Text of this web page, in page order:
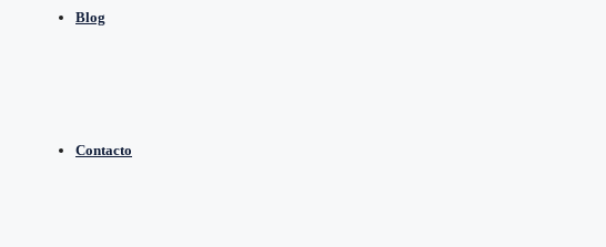
Blog
Contacto